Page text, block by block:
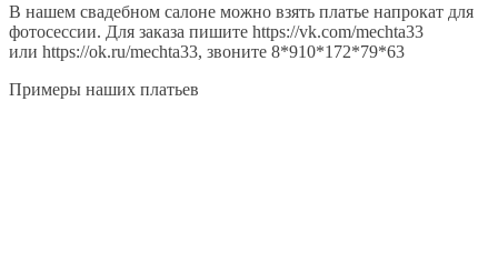
В нашем свадебном салоне можно взять платье напрокат для
фотосессии. Для заказа пишите https://vk.com/mechta33
или https://ok.ru/mechta33, звоните 8*910*172*79*63
Примеры наших платьев